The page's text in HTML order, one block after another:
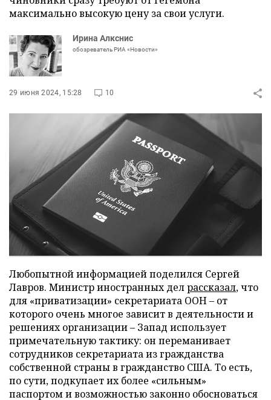
максимально высокую цену за свои услуги.
Ирина Алкснис
обозреватель РИА «Новости»
29 июня 2024, 15:28 10
Любопытной информацией поделился Сергей
Лавров. Министр иностранных делрассказал, что
для «приватизации» секретариата ООН – от
которого очень многое зависит в деятельности и
решениях организации – Запад использует
примечательную тактику: он переманивает
сотрудников секретариата из гражданства
собственной страны в гражданство США. То есть,
по сути, подкупает их более «сильным»
паспортом и возможностью законно обосноваться